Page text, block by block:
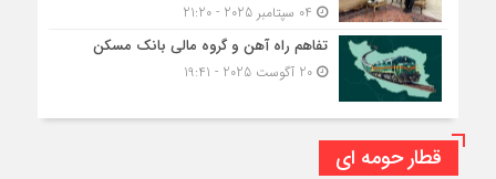
تفاهم راه آهن و گروه مالی بانک مسکن
20 آگوست 2025 - 19:41
قطار حومه ای